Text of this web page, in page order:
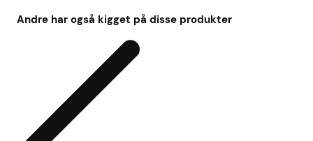
Andre har også kigget på disse produkter